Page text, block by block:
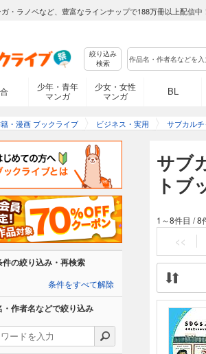
・ラノベなど、豊富なラインナップで188万冊以上配信中！
絞り込み
検索
少年・青年
マンガ
少女・女性
マンガ
BL
・漫画 ブックライブ ビジネス・実用 サブカル
サブ
トブ
1～8件目 /8
<<
件の絞り込み・再検索
条件をすべて解除
・作者名などで絞り込み